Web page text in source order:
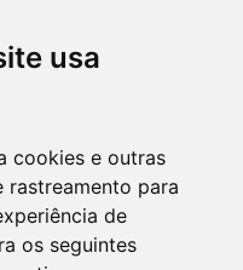
usa
cookies e outras
rastreamento para
de
os seguintes
PÚBLICA